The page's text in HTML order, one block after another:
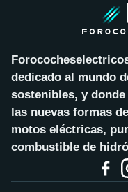
dedicado al mundo
sostenibles, y
las nuevas formas
motos eléctricas,
combustible de